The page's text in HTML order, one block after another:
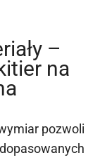
–
na
pozwoli